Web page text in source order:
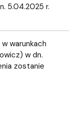
5.04.2025 r.
warunkach
w dn.
zostanie